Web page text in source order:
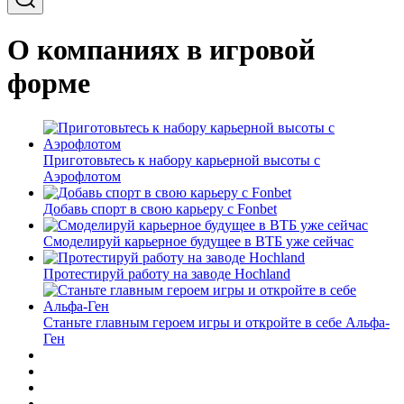
О компаниях в игровой
форме
Приготовьтесь к набору карьерной высоты с
Аэрофлотом
Добавь спорт в свою карьеру с Fonbet
Смоделируй карьерное будущее в ВТБ уже сейчас
Протестируй работу на заводе Hochland
Станьте главным героем игры и откройте в себе Альфа-
Ген